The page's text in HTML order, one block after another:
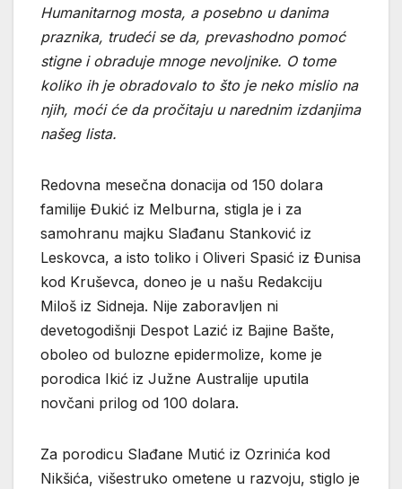
Humanitarnog mosta, a posebno u danima
praznika, trudeći se da, prevashodno pomoć
stigne i obraduje mnoge nevoljnike. O tome
koliko ih je obradovalo to što je neko mislio na
njih, moći će da pročitaju u narednim izdanjima
našeg lista.
Redovna mesečna donacija od 150 dolara
familije Đukić iz Melburna, stigla je i za
samohranu majku Slađanu Stanković iz
Leskovca, a isto toliko i Oliveri Spasić iz Đunisa
kod Kruševca, doneo je u našu Redakciju
Miloš iz Sidneja. Nije zaboravljen ni
devetogodišnji Despot Lazić iz Bajine Bašte,
oboleo od bulozne epidermolize, kome je
porodica Ikić iz Južne Australije uputila
novčani prilog od 100 dolara.
Za porodicu Slađane Mutić iz Ozrinića kod
Nikšića, višestruko ometene u razvoju, stiglo je